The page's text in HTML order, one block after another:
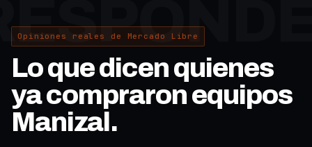
Opiniones reales de Mercado Libre
Lo que dicen quienes
ya compraron equipos
Manizal.